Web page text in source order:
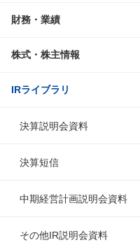
財務・業績
株式・株主情報
IRライブラリ
決算説明会資料
決算短信
中期経営計画説明会資料
その他IR説明会資料